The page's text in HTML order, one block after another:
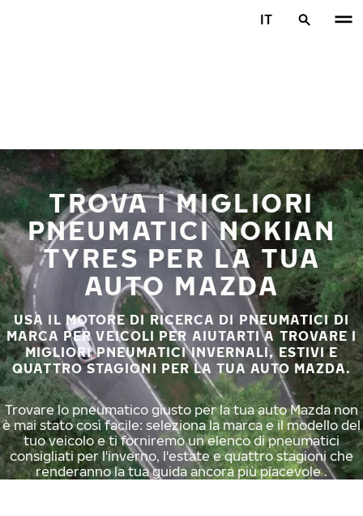
IT
TROVA I MIGLIORI
PNEUMATICI NOKIAN
TYRES PER LA TUA
AUTO MAZDA
USA IL MOTORE DI RICERCA DI PNEUMATICI DI
MARCA PER VEICOLI PER AIUTARTI A TROVARE I
MIGLIORI PNEUMATICI INVERNALI, ESTIVI E
QUATTRO STAGIONI PER LA TUA AUTO MAZDA.
Trovare lo pneumatico giusto per la tua auto Mazda non
è mai stato così facile: seleziona la marca e il modello del
tuo veicolo e ti forniremo un elenco di pneumatici
consigliati per l'inverno, l'estate e quattro stagioni che
renderanno la tua guida ancora più piacevole .